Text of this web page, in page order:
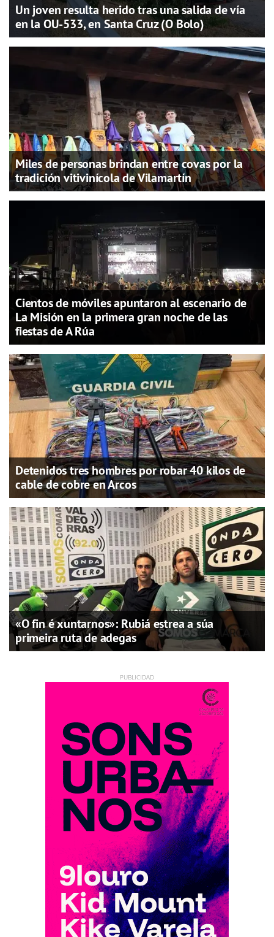
Un joven resulta herido tras una salida de vía
en la OU-533, en Santa Cruz (O Bolo)
Miles de personas brindan entre covas por la
tradición vitivinícola de Vilamartín
Cientos de móviles apuntaron al escenario de
La Misión en la primera gran noche de las
fiestas de A Rúa
Detenidos tres hombres por robar 40 kilos de
cable de cobre en Arcos
«O fin é xuntarnos»: Rubiá estrea a súa
primeira ruta de adegas